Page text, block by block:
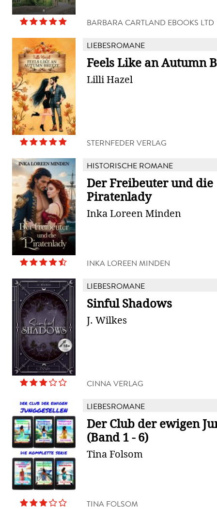
BARBARA CARTLAND EBOOKS LTD
LIEBESROMANE
Feels Like an Autumn
Lilli Hazel
STERNFEDER VERLAG
HISTORISCHE ROMANE
Der Freibeuter und die
Piratenlady
Inka Loreen Minden
INKA LOREEN MINDEN
LIEBESROMANE
Sinful Shadows
J. Wilkes
CINNA VERLAG
LIEBESROMANE
Der Club der ewigen
(Band 1 - 6)
Tina Folsom
TINA FOLSOM